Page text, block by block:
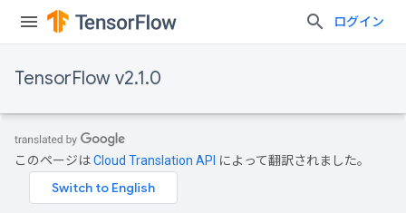
ログイン
TensorFlow v2.1.0
このページはCloud Translation API によって翻訳されました。